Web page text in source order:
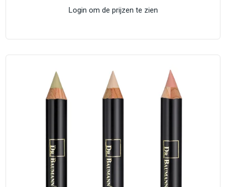
Login om de prijzen te zien